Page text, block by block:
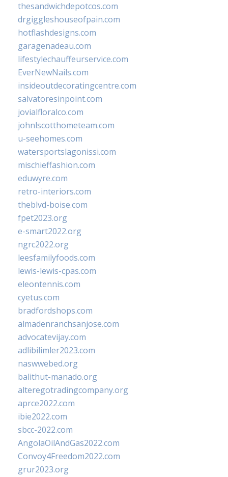
thesandwichdepotcos.com
drgiggleshouseofpain.com
hotflashdesigns.com
garagenadeau.com
lifestylechauffeurservice.com
EverNewNails.com
insideoutdecoratingcentre.com
salvatoresinpoint.com
jovialfloralco.com
johnlscotthometeam.com
u-seehomes.com
watersportslagonissi.com
mischieffashion.com
eduwyre.com
retro-interiors.com
theblvd-boise.com
fpet2023.org
e-smart2022.org
ngrc2022.org
leesfamilyfoods.com
lewis-lewis-cpas.com
eleontennis.com
cyetus.com
bradfordshops.com
almadenranchsanjose.com
advocatevijay.com
adlibilimler2023.com
naswwebed.org
balithut-manado.org
alteregotradingcompany.org
aprce2022.com
ibie2022.com
sbcc-2022.com
AngolaOilAndGas2022.com
Convoy4Freedom2022.com
grur2023.org